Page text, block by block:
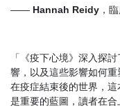
—— Hannah Reidy ，
「《疫下心境》深入探
響，以及這些影響如何重
在疫症結束後的世界，
是重要的藍圖，讀者在合